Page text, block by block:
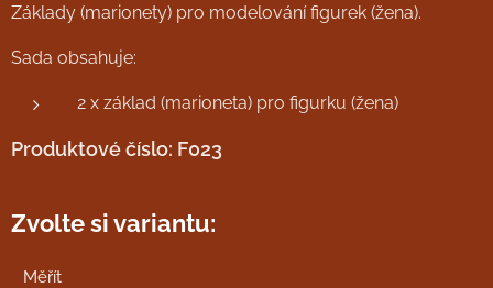
Základy (marionety) pro modelování figurek (žena).
Sada obsahuje:
2 x základ (marioneta) pro figurku (žena)
Produktové číslo: F023
Zvolte si variantu:
Měřít